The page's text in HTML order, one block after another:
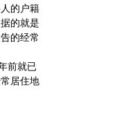
的户籍
的就是
的经常
前就已
居住地